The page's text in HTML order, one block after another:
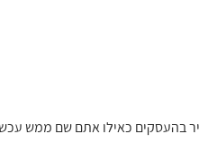
תוכלו לסייר בהעסקים כאילו אתם שם